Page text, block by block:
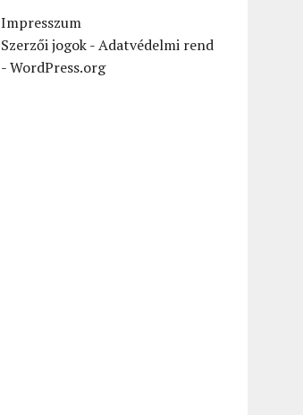
Impresszum
Szerzői jogok-Adatvédelmi rend
-WordPress.org